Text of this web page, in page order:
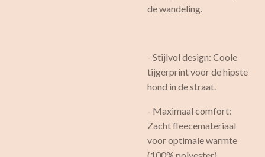
de wandeling.
- Stijlvol design: Coole
tijgerprint voor de hipste
hond in de straat.
- Maximaal comfort:
Zacht fleecemateriaal
voor optimale warmte